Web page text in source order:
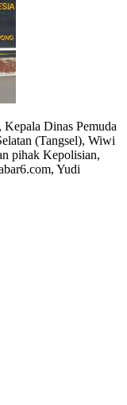
Kepala Dinas Pemuda
(Tangsel), Wiwi
pihak Kepolisian,
Yudi